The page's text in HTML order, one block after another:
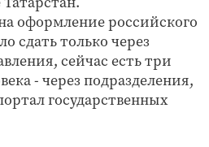
оформление российского
сдать только через
сейчас есть три
- через подразделения,
государственных